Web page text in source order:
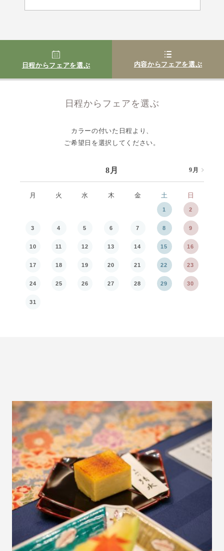
日程からフェアを選ぶ 内容からフェアを選ぶ
日程からフェアを選ぶ
カラーの付いた日程より、
ご希望日を選択してください。
8月 9月
月 火 水 木 金 土 日
1 2
3 4 5 6 7 8 9
10 11 12 13 14 15 16
17 18 19 20 21 22 23
24 25 26 27 28 29 30
31